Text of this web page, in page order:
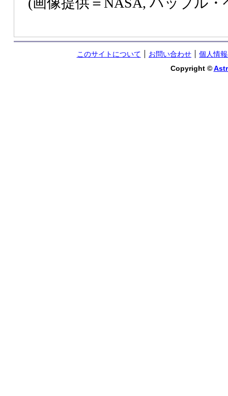
このサイトについて お問い合わせ
個人情
Copyright ©